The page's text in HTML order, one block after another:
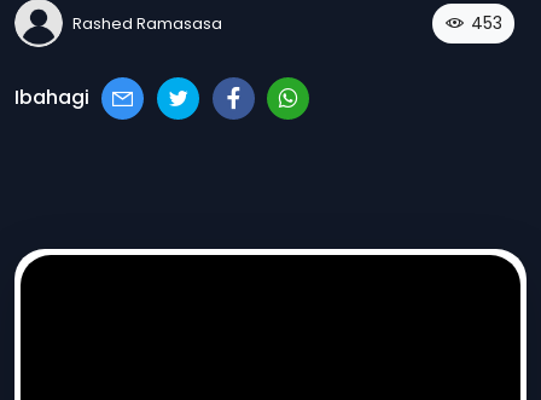
Rashed Ramasasa 453
Ibahagi